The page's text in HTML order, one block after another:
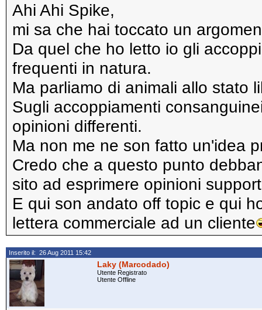
Ahi Ahi Spike,
mi sa che hai toccato un
Da quel che ho letto io gli
frequenti in natura.
Ma parliamo di animali allo stato
Sugli accoppiamenti
opinioni differenti.
Ma non me ne son fatto un'idea
Credo che a questo punto
sito ad esprimere opinioni
E qui son andato off topic e qui
lettera commerciale ad un cliente
Inserito il: 26 Aug 2011 15:42
Laky (Marcodado)
Utente Registrato
Utente Offline